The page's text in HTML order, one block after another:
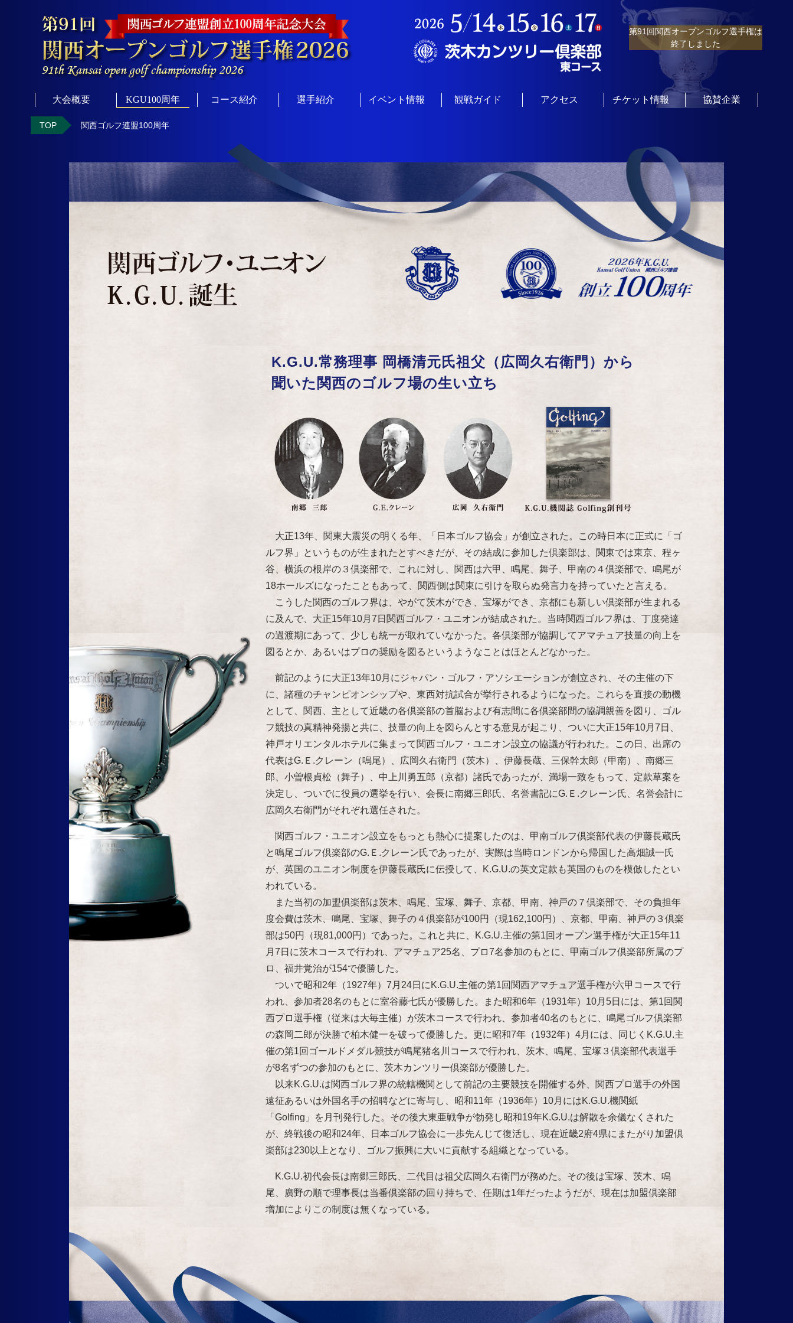
第91回関西オープンゴルフ選手権は
終了しました
大会概要 KGU100周年 コース紹介 選手紹介 イベント情報 観戦ガイド アクセス チケット情報 協賛企業
TOP 関西ゴルフ連盟100周年
K.G.U.常務理事 岡橋清元氏祖父（広岡久右衛門）から
聞いた関西のゴルフ場の生い立ち
大正13年、関東大震災の明くる年、「日本ゴルフ協会」が創立された。この時日本に正式に「ゴ
ルフ界」というものが生まれたとすべきだが、その結成に参加した倶楽部は、関東では東京、程ヶ
谷、横浜の根岸の３倶楽部で、これに対し、関西は六甲、鳴尾、舞子、甲南の４倶楽部で、鳴尾が
18ホールズになったこともあって、関西側は関東に引けを取らぬ発言力を持っていたと言える。
こうした関西のゴルフ界は、やがて茨木ができ、宝塚ができ、京都にも新しい倶楽部が生まれる
に及んで、大正15年10月7日関西ゴルフ・ユニオンが結成された。当時関西ゴルフ界は、丁度発達
の過渡期にあって、少しも統一が取れていなかった。各倶楽部が協調してアマチュア技量の向上を
図るとか、あるいはプロの奨励を図るというようなことはほとんどなかった。
前記のように大正13年10月にジャパン・ゴルフ・アソシエーションが創立され、その主催の下
に、諸種のチャンピオンシップや、東西対抗試合が挙行されるようになった。これらを直接の動機
として、関西、主として近畿の各倶楽部の首脳および有志間に各倶楽部間の協調親善を図り、ゴル
フ競技の真精神発揚と共に、技量の向上を図らんとする意見が起こり、ついに大正15年10月7日、
神戸オリエンタルホテルに集まって関西ゴルフ・ユニオン設立の協議が行われた。この日、出席の
代表はG.Ｅ.クレーン（鳴尾）、広岡久右衛門（茨木）、伊藤長蔵、三保幹太郎（甲南）、南郷三
郎、小曽根貞松（舞子）、中上川勇五郎（京都）諸氏であったが、満場一致をもって、定款草案を
決定し、ついでに役員の選挙を行い、会長に南郷三郎氏、名誉書記にG.Ｅ.クレーン氏、名誉会計に
広岡久右衛門がそれぞれ選任された。
関西ゴルフ・ユニオン設立をもっとも熱心に提案したのは、甲南ゴルフ倶楽部代表の伊藤長蔵氏
と鳴尾ゴルフ倶楽部のG.Ｅ.クレーン氏であったが、実際は当時ロンドンから帰国した高畑誠一氏
が、英国のユニオン制度を伊藤長蔵氏に伝授して、K.G.U.の英文定款も英国のものを模倣したとい
われている。
また当初の加盟俱楽部は茨木、鳴尾、宝塚、舞子、京都、甲南、神戸の７倶楽部で、その負担年
度会費は茨木、鳴尾、宝塚、舞子の４倶楽部が100円（現162,100円）、京都、甲南、神戸の３倶楽
部は50円（現81,000円）であった。これと共に、K.G.U.主催の第1回オープン選手権が大正15年11
月7日に茨木コースで行われ、アマチュア25名、プロ7名参加のもとに、甲南ゴルフ倶楽部所属のプ
ロ、福井覚治が154で優勝した。
ついで昭和2年（1927年）7月24日にK.G.U.主催の第1回関西アマチュア選手権が六甲コースで行
われ、参加者28名のもとに室谷藤七氏が優勝した。また昭和6年（1931年）10月5日には、第1回関
西プロ選手権（従来は大毎主催）が茨木コースで行われ、参加者40名のもとに、鳴尾ゴルフ倶楽部
の森岡二郎が決勝で柏木健一を破って優勝した。更に昭和7年（1932年）4月には、同じくK.G.U.主
催の第1回ゴールドメダル競技が鳴尾猪名川コースで行われ、茨木、鳴尾、宝塚３倶楽部代表選手
が8名ずつの参加のもとに、茨木カンツリー倶楽部が優勝した。
以来K.G.U.は関西ゴルフ界の統轄機関として前記の主要競技を開催する外、関西プロ選手の外国
遠征あるいは外国名手の招聘などに寄与し、昭和11年（1936年）10月にはK.G.U.機関紙
「Golfing」を月刊発行した。その後大東亜戦争が勃発し昭和19年K.G.U.は解散を余儀なくされた
が、終戦後の昭和24年、日本ゴルフ協会に一歩先んじて復活し、現在近畿2府4県にまたがり加盟倶
楽部は230以上となり、ゴルフ振興に大いに貢献する組織となっている。
K.G.U.初代会長は南郷三郎氏、二代目は祖父広岡久右衛門が務めた。その後は宝塚、茨木、鳴
尾、廣野の順で理事長は当番倶楽部の回り持ちで、任期は1年だったようだが、現在は加盟倶楽部
増加によりこの制度は無くなっている。